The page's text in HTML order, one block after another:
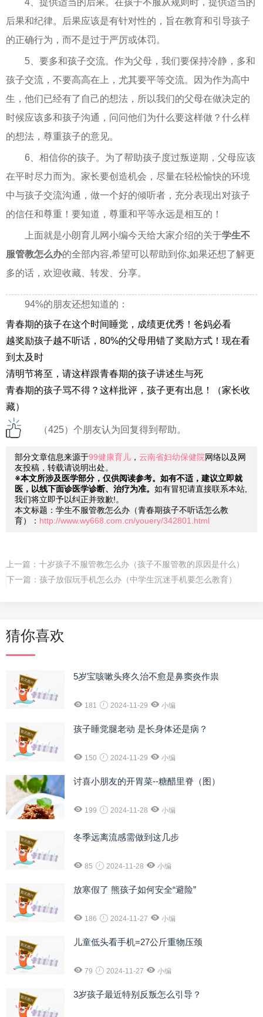
后果和纪律。后果应该是有针对性的，旨在教育和引导孩子
的正确行为，而不是过于严厉或体罚。
5、要多和孩子交流。作为父母，我们要保持冷静，多和
孩子交流，不要高高在上，尤其要平等交流。因为作为高中
生，他们已经有了自己的想法，所以我们的父母在做决定的
时候应该多和孩子沟通，问问他们为什么要这样做？什么样
的想法，尊重孩子的意见。
6、相信你的孩子。为了帮助孩子度过叛逆期，父母应该
在平时尽力而为。家长要创造机会，尽量在轻松愉快的环境
中与孩子交流沟通，做一个好的倾听者，充分表现出对孩子
的信任和尊重！要知道，尊重和平等永远是相互的！
上面就是小朗育儿网小编今天给大家介绍的关于学生不
服管教怎么办的全部内容,希望可以帮助到你,如果还想了解更
多的话，欢迎收藏、转发、分享。
94%的朋友还想知道的：
青春期的孩子在这个时间睡觉，成绩更优秀！爸妈必看
越奖励孩子越不听话，80%的父母用错了奖励方式！现在看
到太及时
清明节将至，请这样跟青春期的孩子讲述生与死
青春期的孩子骂不得？这样批评，孩子更有出息！（家长收
藏）
（425）个朋友认为回复得到帮助。
部分文章信息来源于99健康育儿 ， 云南省妇幼保健院网络以及网
友投稿，转载请说明出处。
※本文所涉及医学部分，仅供阅读参考。如有不适，建议立即就
医，以线下面诊医学诊断、治疗为准。 如有冒犯请直接联系本站,
我们将立即予以纠正并致歉!。
本文标题：学生不服管教怎么办（青春期孩子不听话怎么教
育）： http://www.wy668.com.cn/youery/342801.html
上一篇： 十岁孩子不服管教怎么办（孩子不服管教的原因是什么）
下一篇： 孩子放假玩手机怎么办（中学生沉迷手机要怎么教育）
猜你喜欢
5岁宝咳嗽头疼久治不愈是鼻窦炎作祟
181 2024-11-29 小编
孩子睡觉腿老动 是长身体还是病？
150 2024-11-29 小编
讨喜小朋友的开胃菜--糖醋里脊（图）
199 2024-11-28 小编
冬季远离流感需做到这几步
85 2024-11-28 小编
放寒假了 熊孩子如何安全“避险”
186 2024-11-27 小编
儿童低头看手机=27公斤重物压颈
79 2024-11-27 小编
3岁孩子最近特别反叛怎么引导？